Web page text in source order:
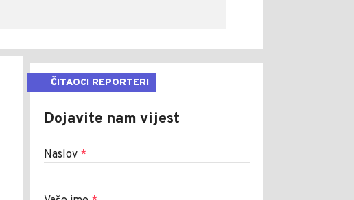
ČITAOCI REPORTERI
Dojavite nam vijest
Naslov *